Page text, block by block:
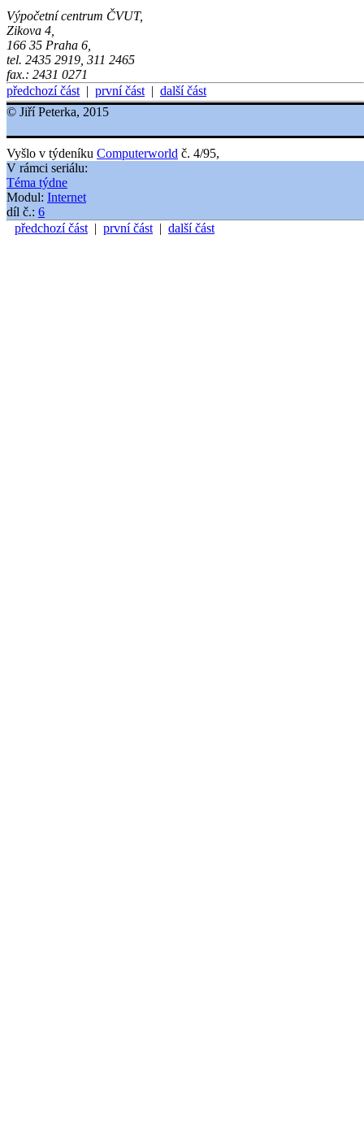
Výpočetní centrum ČVUT,
Zikova 4,
166 35 Praha 6,
tel. 2435 2919, 311 2465
fax.: 2431 0271
předchozí část | první část | další část
© Jiří Peterka, 2015
Vyšlo v týdeníku Computerworld č. 4/95,
V rámci seriálu:
Téma týdne
Modul: Internet
díl č.: 6
předchozí část | první část | další část